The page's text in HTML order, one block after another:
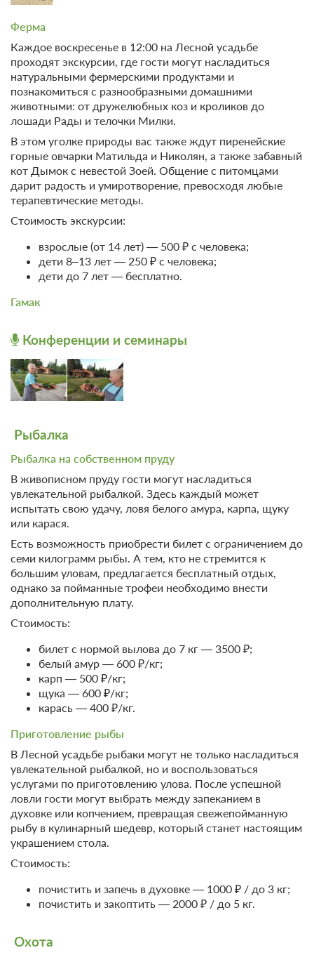
от 4000nbsp;₽ с человека
Группа от 4 человек, 7+
от 3000nbsp;₽ с человека
Группа от 4 человек, 10+
Ферма
Каждое воскресенье в 12:00 на Лесной усадьбе
проходят экскурсии, где гости могут насладиться
натуральными фермерскими продуктами и
познакомиться с разнообразными домашними
животными: от дружелюбных коз и кроликов до
лошади Рады и телочки Милки.
В этом уголке природы вас также ждут пиренейские
горные овчарки Матильда и Николян, а также забавный
кот Дымок с невестой Зоей. Общение с питомцами
дарит радость и умиротворение, превосходя любые
терапевтические методы.
Стоимость экскурсии:
взрослые (от 14 лет) — 500 ₽ с человека;
дети 8–13 лет — 250 ₽ с человека;
дети до 7 лет — бесплатно.
Гамак
Конференции и семинары
Рыбалка
Рыбалка на собственном пруду
В живописном пруду гости могут насладиться
увлекательной рыбалкой. Здесь каждый может
испытать свою удачу, ловя белого амура, карпа, щуку
или карася.
Есть возможность приобрести билет с ограничением до
семи килограмм рыбы. А тем, кто не стремится к
большим уловам, предлагается бесплатный отдых,
однако за пойманные трофеи необходимо внести
дополнительную плату.
Стоимость:
билет с нормой вылова до 7 кг — 3500 ₽;
белый амур — 600 ₽/кг;
карп — 500 ₽/кг;
щука — 600 ₽/кг;
карась — 400 ₽/кг.
Приготовление рыбы
В Лесной усадьбе рыбаки могут не только насладиться
увлекательной рыбалкой, но и воспользоваться
услугами по приготовлению улова. После успешной
ловли гости могут выбрать между запеканием в
духовке или копчением, превращая свежепойманную
рыбу в кулинарный шедевр, который станет настоящим
украшением стола.
Стоимость:
почистить и запечь в духовке — 1000 ₽ / до 3 кг;
почистить и закоптить — 2000 ₽ / до 5 кг.
Охота